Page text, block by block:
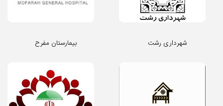
بیمارستان مفرح شهرداری رشت